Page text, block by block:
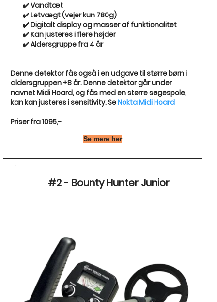
✔️ Vandtæt
✔️ Letvægt (vejer kun 780g)
✔️ Digitalt display og masser af funktionalitet
✔️ Kan justeres i flere højder
✔️ Aldersgruppe fra 4 år
Denne detektor fås også i en udgave til større børn i
aldersgruppen +8 år. Denne detektor går under
navnet Midi Hoard, og fås med en større søgespole,
kan kan justeres i sensitivity. SeNokta Midi Hoard
Priser fra 1095,-
Se mere her
.
#2 - Bounty Hunter Junior